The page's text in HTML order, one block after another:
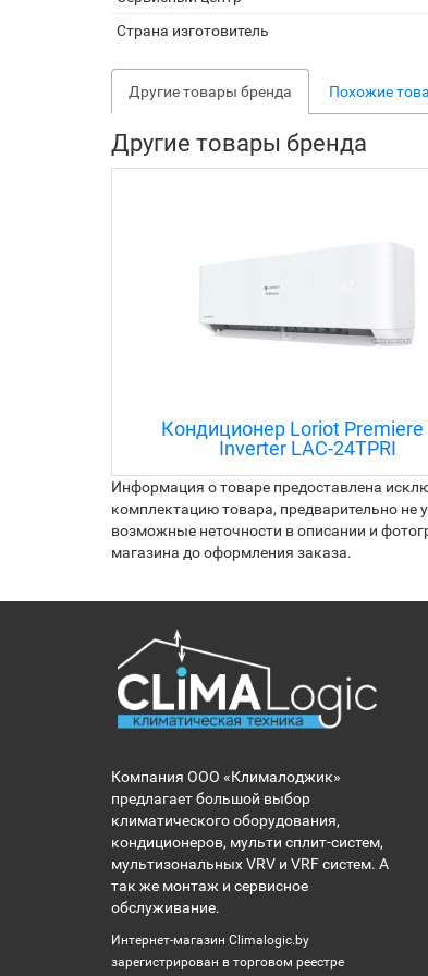
Страна изготовитель
Другие товары бренда Похожие
Другие товары бренда
Кондиционер Loriot Neon
Информация о товаре предоставлена
комплектацию товара, предварительно не
возможные неточности в описании и
магазина до оформления заказа.
Компания ООО «Клималоджик»
предлагает большой выбор
климатического оборудования,
кондиционеров, мульти сплит-систем,
мультизональных VRV и VRF систем. А
так же монтаж и сервисное
обслуживание.
Интернет-магазин Climalogic.by
зарегистрирован в торговом реестре